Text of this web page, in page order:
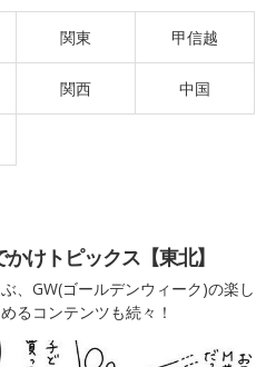
関東 甲信越
関西 中国
けトピックス【東北】
、GW(ゴールデンウィーク)の楽し
るコンテンツも続々！